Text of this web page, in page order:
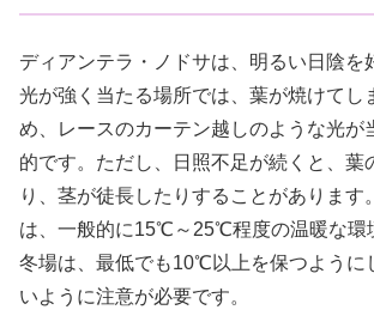
ディアンテラ・ノドサは、明るい日陰を
光が強く当たる場所では、葉が焼けてし
め、レースのカーテン越しのような光が
的です。ただし、日照不足が続くと、葉
り、茎が徒長したりすることがあります
は、一般的に15℃～25℃程度の温暖な環
冬場は、最低でも10℃以上を保つように
いように注意が必要です。